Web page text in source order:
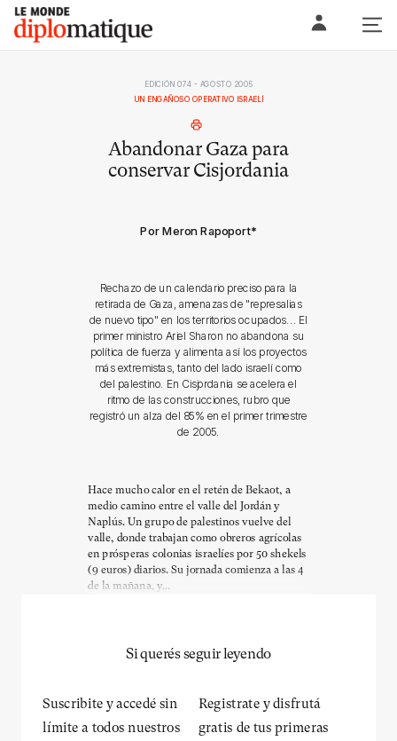
Skip
content
Le monde diplomatique
EDICIÓN 074 - AGOSTO 2005
UN ENGAÑOSO OPERATIVO ISRAELÍ
Abandonar Gaza para
conservar Cisjordania
Por Meron Rapoport*
Rechazo de un calendario preciso para la
retirada de Gaza, amenazas de "represalias
de nuevo tipo" en los territorios ocupados... El
primer ministro Ariel Sharon no abandona su
política de fuerza y alimenta así los proyectos
más extremistas, tanto del lado israelí como
del palestino. En Cisjordania se acelera el
ritmo de las construcciones, rubro que
registró un alza del 85% en el primer trimestre
de 2005.
Hace mucho calor en el retén de Bekaot, a
medio camino entre el valle del Jordán y
Naplús. Un grupo de palestinos vuelve del
valle, donde trabajan como obreros agrícolas
en prósperas colonias israelíes por 50 shekels
(9 euros) diarios. Su jornada comienza a las 4
de la mañana, y...
Si querés seguir leyendo
Suscribite y accedé sin
límite a todos nuestros
Registrate y disfrutá
gratis de tus primeras